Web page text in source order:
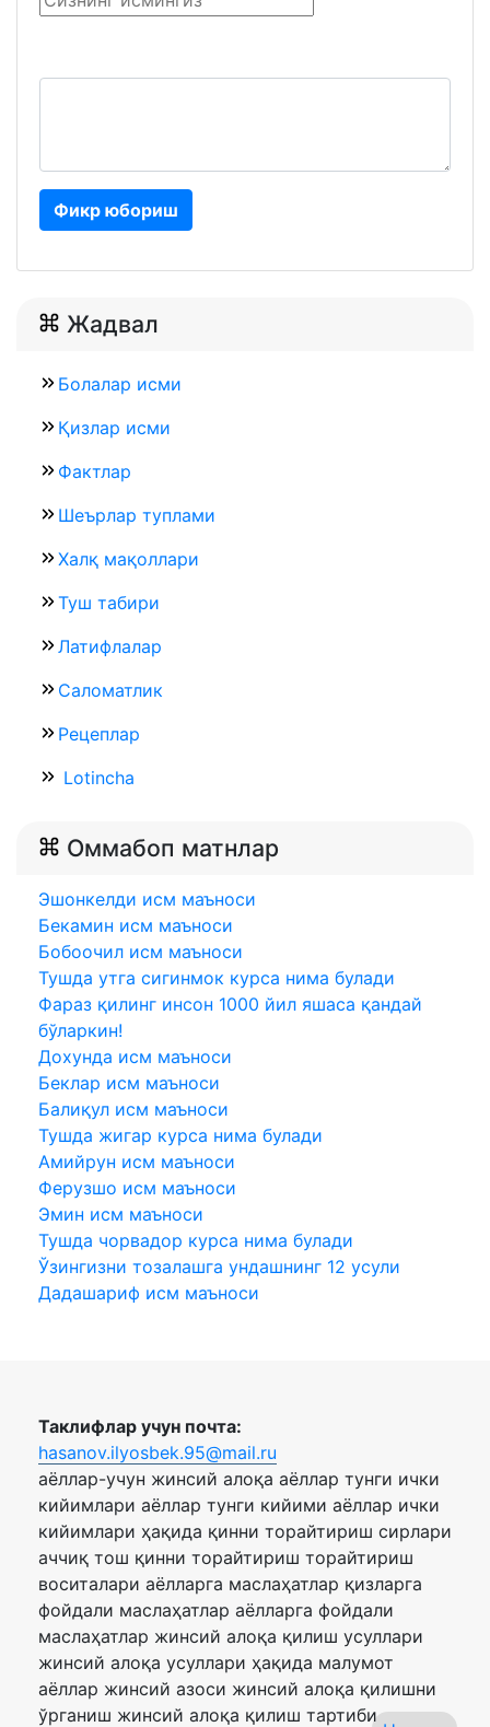
Фикр юбориш
Жадвал
Болалар исми
Қизлар исми
Фактлар
Шеърлар туплами
Халқ мақоллари
Туш табири
Латифлалар
Саломатлик
Рецеплар
Lotincha
Оммабоп матнлар
Эшонкелди исм маъноси
Бекамин исм маъноси
Бобоочил исм маъноси
Тушда утга сигинмок курса нима булади
Фараз қилинг инсон 1000 йил яшaса қандай
бўларкин!
Дохунда исм маъноси
Беклар исм маъноси
Балиқул исм маъноси
Тушда жигар курса нима булади
Амийрун исм маъноси
Ферузшо исм маъноси
Эмин исм маъноси
Тушда чорвадор курса нима булади
Ўзингизни тозалашга ундашнинг 12 усули
Дадашариф исм маъноси
Таклифлар учун почта:
hasanov.ilyosbek.95@mail.ru
аёллар-учун жинсий алоқа аёллар тунги ички
кийимлари аёллар тунги кийими аёллар ички
кийимлари ҳақида қинни торайтириш сирлари
аччиқ тош қинни торайтириш торайтириш
воситалари аёлларга маслаҳатлар қизларга
фойдали маслаҳатлар аёлларга фойдали
маслаҳатлар жинсий алоқа қилиш усуллари
жинсий алоқа усуллари ҳақида малумот
аёллар жинсий азоси жинсий алоқа қилишни
ўрганиш жинсий алоқа қилиш тартиби